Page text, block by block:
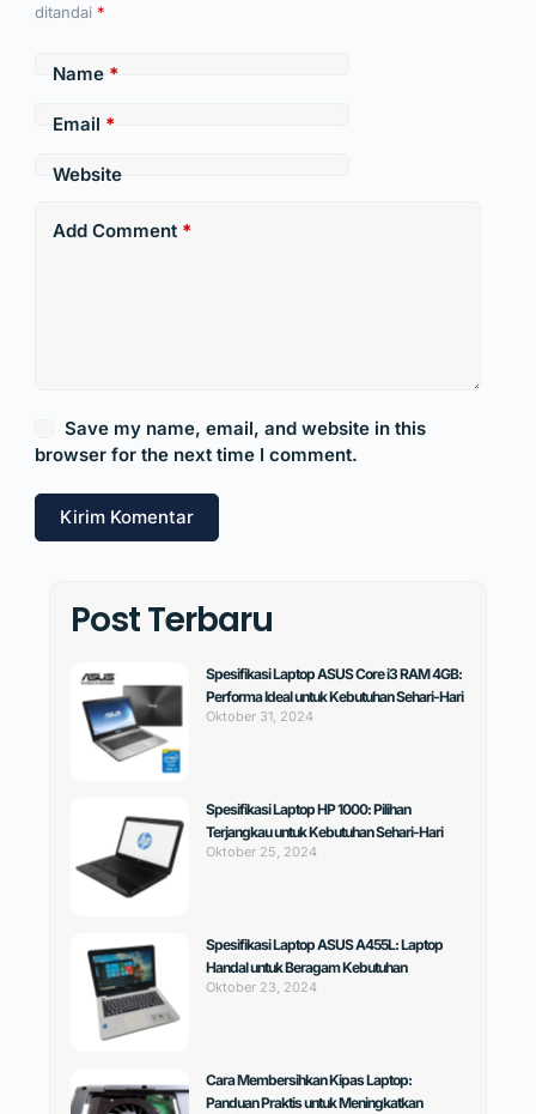
ditandai *
Name*
Email *
Website
Add Comment*
Save my name, email, and website in this
browser for the next time I comment.
Kirim Komentar
Post Terbaru
Spesifikasi Laptop ASUS Core i3 RAM 4GB:
Performa Ideal untuk Kebutuhan Sehari-Hari
Oktober 31, 2024
Spesifikasi Laptop HP 1000: Pilihan
Terjangkau untuk Kebutuhan Sehari-Hari
Oktober 25, 2024
Spesifikasi Laptop ASUS A455L: Laptop
Handal untuk Beragam Kebutuhan
Oktober 23, 2024
Cara Membersihkan Kipas Laptop:
Panduan Praktis untuk Meningkatkan